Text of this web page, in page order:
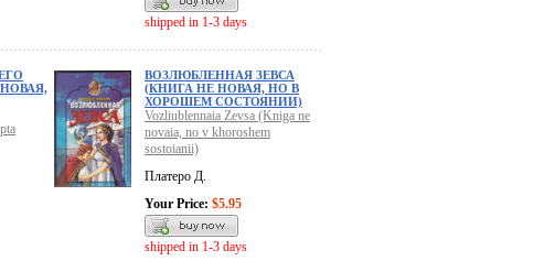
shipped in 1-3 days
ВОЗЛЮБЛЕННАЯ ЗЕВСА
(КНИГА НЕ НОВАЯ, НО В
ХОРОШЕМ СОСТОЯНИИ)
Vozliublennaia Zevsa (Kniga ne
novaia, no v khoroshem
sostoianii)
Платеро Д.
Your Price: $5.95
shipped in 1-3 days